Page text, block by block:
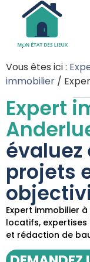
Expert
évaluez
projets
Expert immobilier
locatifs,
et rédaction de
Vous êtes ici :
immobilier /